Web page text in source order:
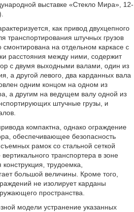
выставке «Стекло Мира», 12-
как привод двухцепного
транспортирования штучных грузов
смонтирована на отдельном каркасе с
расстояния между ними, содержит
с двумя выходными валами, один из
а другой левого, два карданных вала
одним концом на одном из
а другим на ведущем валу одной из
штучные грузы, и
компактна, однако ограждение
обеспечивающее безопасность
рамок со стальной сеткой
транспортера в зоне
трудоемка,
большой величины. Кроме того,
не изолирует карданы
пространства.
модели устранение указанных